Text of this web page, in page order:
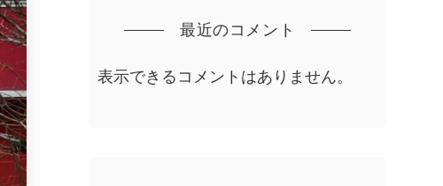
最近のコメント
表示できるコメントはありません。